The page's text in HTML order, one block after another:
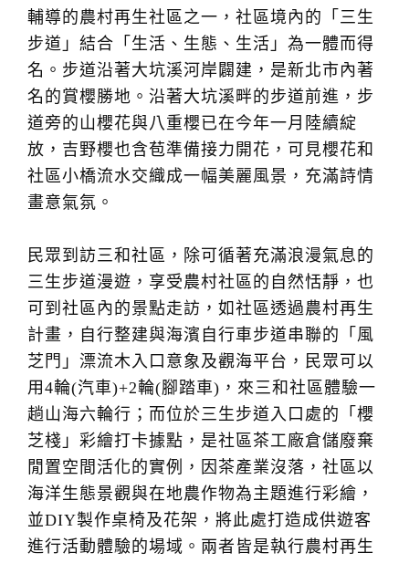
輔導的農村再生社區之一，社區境內的「三生
步道」結合「生活、生態、生活」為一體而得
名。步道沿著大坑溪河岸闢建，是新北市內著
名的賞櫻勝地。沿著大坑溪畔的步道前進，步
道旁的山櫻花與八重櫻已在今年一月陸續綻
放，吉野櫻也含苞準備接力開花，可見櫻花和
社區小橋流水交織成一幅美麗風景，充滿詩情
畫意氣氛。
民眾到訪三和社區，除可循著充滿浪漫氣息的
三生步道漫遊，享受農村社區的自然恬靜，也
可到社區內的景點走訪，如社區透過農村再生
計畫，自行整建與海濱自行車步道串聯的「風
芝門」漂流木入口意象及觀海平台，民眾可以
用4輪(汽車)+2輪(腳踏車)，來三和社區體驗一
趟山海六輪行；而位於三生步道入口處的「櫻
芝棧」彩繪打卡據點，是社區茶工廠倉儲廢棄
閒置空間活化的實例，因茶產業沒落，社區以
海洋生態景觀與在地農作物為主題進行彩繪，
並DIY製作桌椅及花架，將此處打造成供遊客
進行活動體驗的場域。兩者皆是執行農村再生